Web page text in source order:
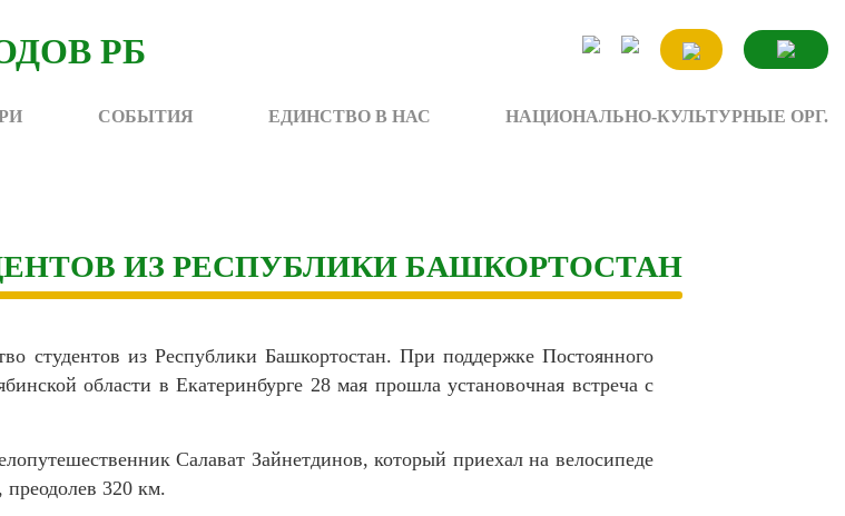
СОБЫТИЯ ЕДИНСТВО В НАС НАЦИОНАЛЬНО-КУЛЬТУРНЫЕ ОРГ.
ИЗ РЕСПУБЛИКИ БАШКОРТОСТАН
студентов из Республики Башкортостан. При поддержке Постоянного
области в Екатеринбурге 28 мая прошла установочная встреча с
Салават Зайнетдинов, который приехал на велосипеде
преодолев 320 км.